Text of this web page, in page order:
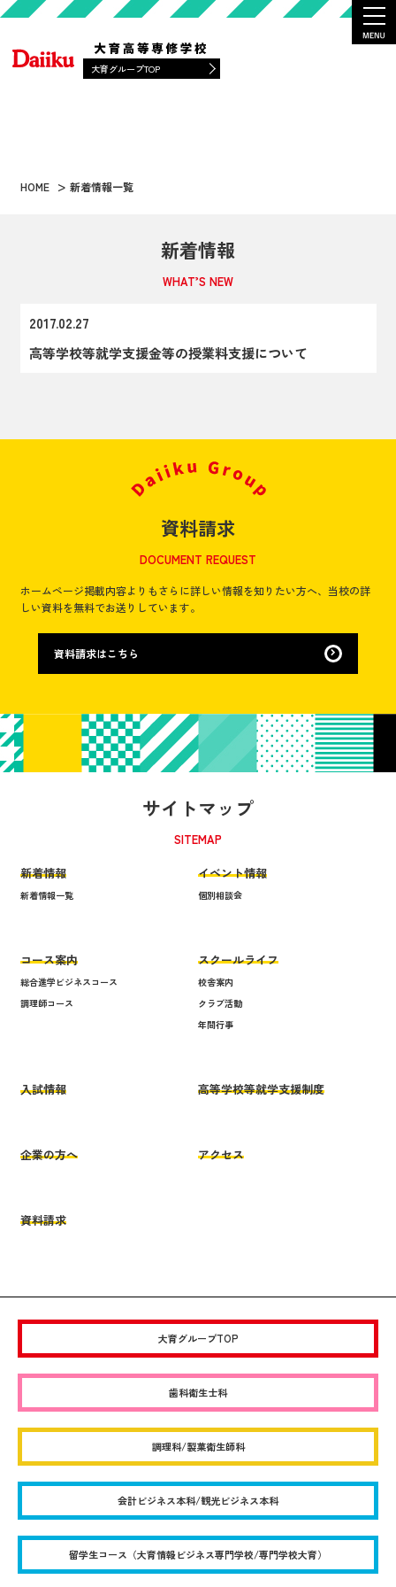
大育グループTOP
HOME 新着情報一覧
新着情報
WHAT’S NEW
2017.02.27
高等学校等就学支援金等の授業料支援について
資料請求
DOCUMENT REQUEST
ホームページ掲載内容よりもさらに詳しい情報を知りたい方へ、 当校の詳
しい資料を無料でお送りしています。
資料請求はこちら
サイトマップ
SITEMAP
新着情報
新着情報一覧
イベント情報
個別相談会
コース案内
総合進学ビジネスコース
調理師コース
スクールライフ
校舎案内
クラブ活動
年間行事
入試情報 高等学校等就学支援制度
企業の方へ アクセス
資料請求
大育グループTOP
歯科衛生士科
調理科/製菓衛生師科
会計ビジネス本科/観光ビジネス本科
留学生コース（大育情報ビジネス専門学校/専門学校大育）